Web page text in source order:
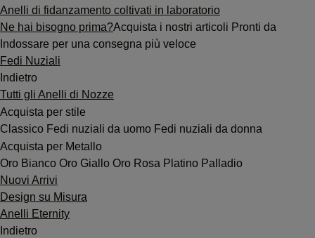
Anelli di fidanzamento coltivati in laboratorio
Ne hai bisogno prima?Acquista i nostri articoli Pronti da
Indossare per una consegna più veloce
Fedi Nuziali
Indietro
Tutti gli Anelli di Nozze
Acquista per stile
Classico Fedi nuziali da uomo Fedi nuziali da donna
Acquista per Metallo
Oro Bianco Oro Giallo Oro Rosa Platino Palladio
Nuovi Arrivi
Design su Misura
Anelli Eternity
Indietro